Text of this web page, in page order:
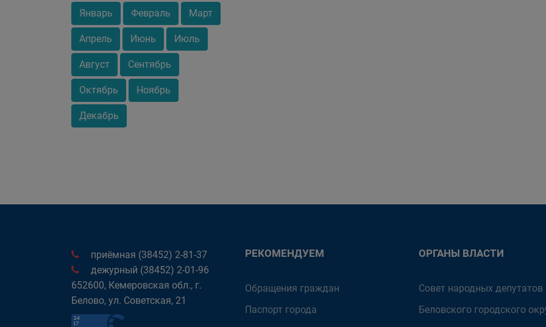
Январь Февраль Март
Апрель Июнь Июль
Август Сентябрь
Октябрь Ноябрь
Декабрь
приёмная (38452) 2-81-37
дежурный (38452) 2-01-96
652600, Кемеровская обл., г.
Белово, ул. Советская, 21
РЕКОМЕНДУЕМ
Обращения граждан
Паспорт города
ОРГАНЫ ВЛАСТИ
Совет народных депутатов
Беловского городского